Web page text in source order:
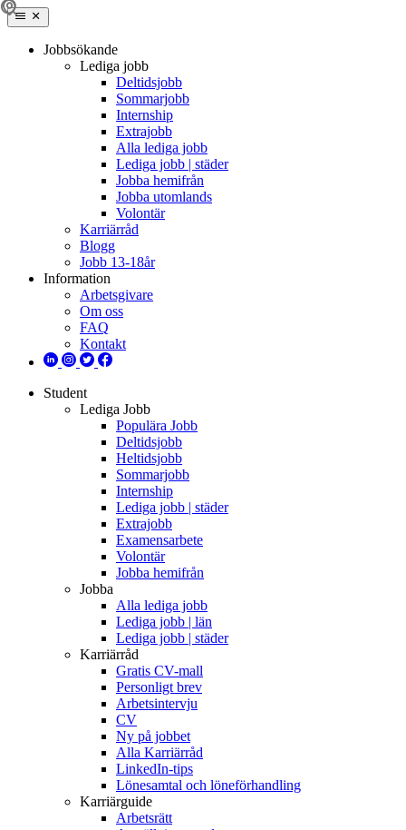
Jobbsökande
Lediga jobb
Deltidsjobb
Sommarjobb
Internship
Extrajobb
Alla lediga jobb
Lediga jobb | städer
Jobba hemifrån
Jobba utomlands
Volontär
Karriärråd
Blogg
Jobb 13-18år
Information
Arbetsgivare
Om oss
FAQ
Kontakt
Student
Lediga Jobb
Populära Jobb
Deltidsjobb
Heltidsjobb
Sommarjobb
Internship
Lediga jobb | städer
Extrajobb
Examensarbete
Volontär
Jobba hemifrån
Jobba
Alla lediga jobb
Lediga jobb | län
Lediga jobb | städer
Karriärråd
Gratis CV-mall
Personligt brev
Arbetsintervju
CV
Ny på jobbet
Alla Karriärråd
LinkedIn-tips
Lönesamtal och löneförhandling
Karriärguide
Arbetsrätt